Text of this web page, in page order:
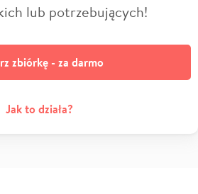
lub potrzebujących!
zbiórkę - za darmo
Jak to działa?